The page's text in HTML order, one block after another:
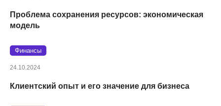
Проблема сохранения ресурсов: экономическая
модель
Финансы
24.10.2024
Клиентский опыт и его значение для бизнеса